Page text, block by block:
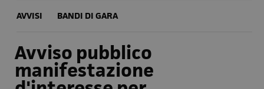
AVVISI BANDI DI GARA
Avviso pubblico
manifestazione